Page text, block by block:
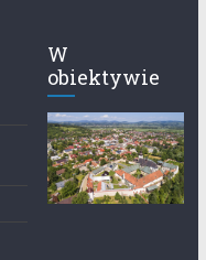
W
obiektywie